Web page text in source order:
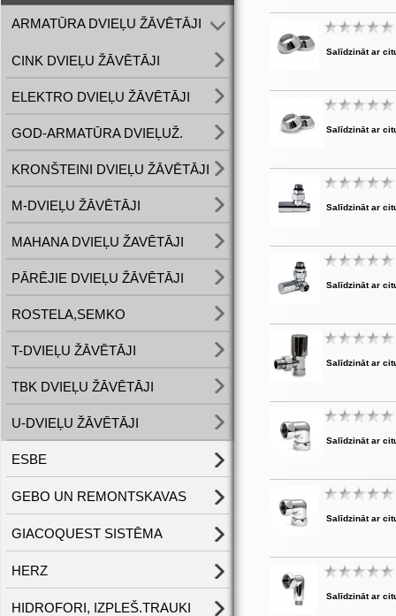
ARMATŪRA DVIEĻU ŽĀVĒTĀJI
CINK DVIEĻU ŽĀVĒTĀJI
ELEKTRO DVIEĻU ŽĀVĒTĀJI
GOD-ARMATŪRA DVIEĻUŽ.
KRONŠTEINI DVIEĻU ŽĀVĒTĀJI
M-DVIEĻU ŽĀVĒTĀJI
MAHANA DVIEĻU ŽAVĒTĀJI
PĀRĒJIE DVIEĻU ŽĀVĒTĀJI
ROSTELA,SEMKO
T-DVIEĻU ŽĀVĒTĀJI
TBK DVIEĻU ŽĀVĒTĀJI
U-DVIEĻU ŽĀVĒTĀJI
ESBE
GEBO UN REMONTSKAVAS
GIACOQUEST SISTĒMA
HERZ
HIDROFORI, IZPLEŠ.TRAUKI
Salīdzināt ar
Salīdzināt ar
Salīdzināt ar
Salīdzināt ar
Salīdzināt ar
Salīdzināt ar
Salīdzināt ar
Salīdzināt ar